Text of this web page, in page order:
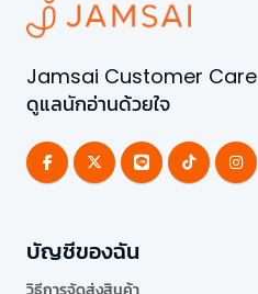
Jamsai Customer Care
ดูแลนักอ่านด้วยใจ
บัญชีของฉัน
วิธีการจัดส่งสินค้า